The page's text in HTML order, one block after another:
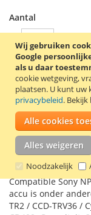
Wij gebruiken
Google
als u daar
cookie wetgeving,
plaatsen. U kunt uw
privacybeleid.
Alle cookies
Alles weigeren
Noodzakelijk
Aantal
Compatible Sony
accu is onder
TR2 / CCD-TRV36 /